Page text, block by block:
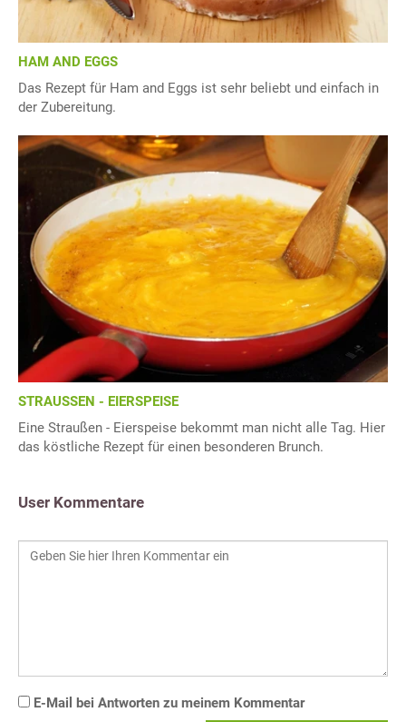
HAM AND EGGS
Das Rezept für Ham and Eggs ist sehr beliebt und einfach in
der Zubereitung.
STRAUSSEN - EIERSPEISE
Eine Straußen - Eierspeise bekommt man nicht alle Tag. Hier
das köstliche Rezept für einen besonderen Brunch.
User Kommentare
E-Mail bei Antworten zu meinem Kommentar